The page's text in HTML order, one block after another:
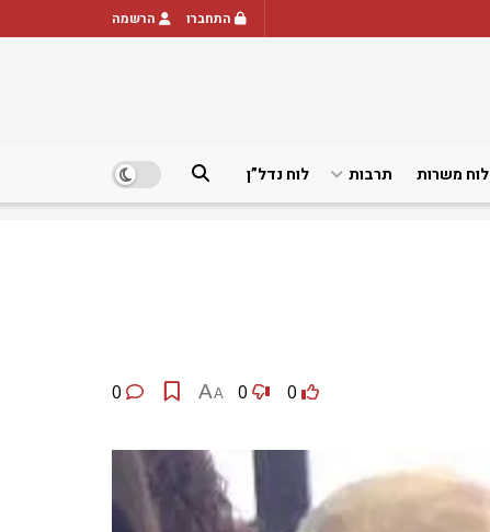
התחברו הרשמה
לוח משרות תרבות לוח נדל”ן
0
0
A
A